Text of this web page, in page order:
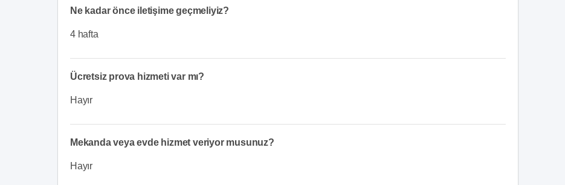
Ne kadar önce iletişime geçmeliyiz?
4 hafta
Ücretsiz prova hizmeti var mı?
Hayır
Mekanda veya evde hizmet veriyor musunuz?
Hayır